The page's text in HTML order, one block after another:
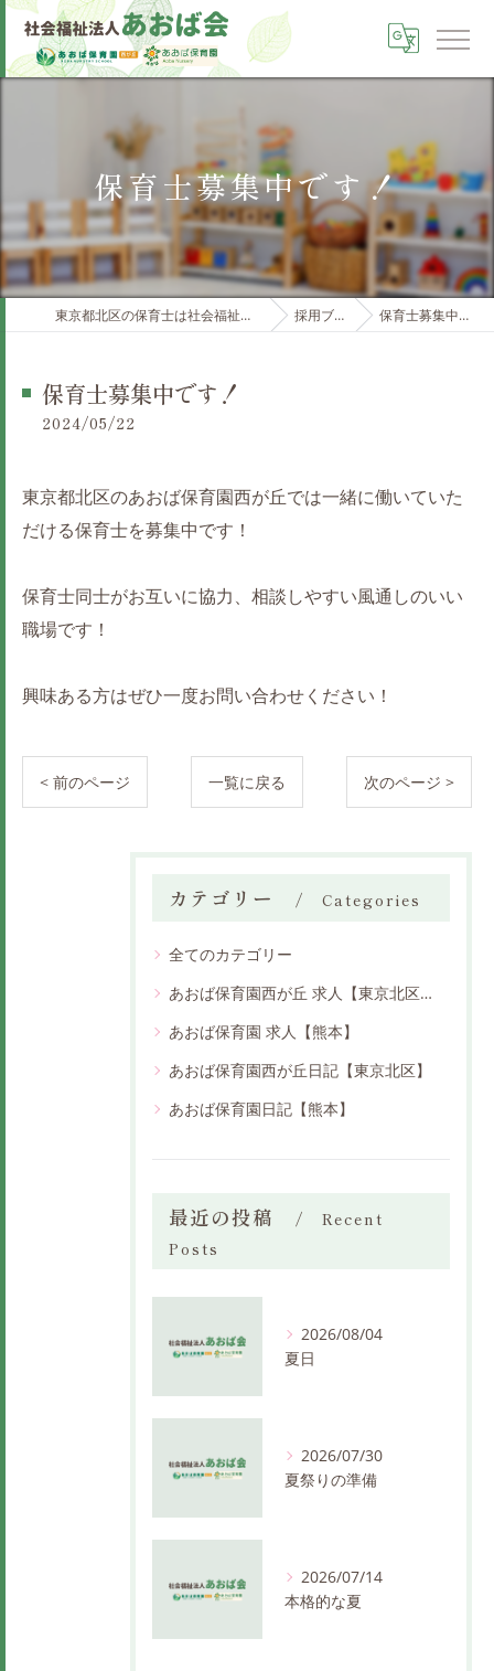
保育士募集中です！
東京都北区の保育士は社会福祉法人あおば会 採用ブログ 保育士募集中です！
保育士募集中です！
2024/05/22
東京都北区のあおば保育園西が丘では一緒に働いていた
だける保育士を募集中です！
保育士同士がお互いに協力、相談しやすい風通しのいい
職場です！
興味ある方はぜひ一度お問い合わせください！
< 前のページ 一覧に戻る 次のページ >
カテゴリー Categories
全てのカテゴリー
あおば保育園西が丘 求人【東京北区】
あおば保育園 求人【熊本】
あおば保育園西が丘日記【東京北区】
あおば保育園日記【熊本】
最近の投稿
Recent
Posts
2026/08/04
夏日
2026/07/30
夏祭りの準備
2026/07/14
本格的な夏